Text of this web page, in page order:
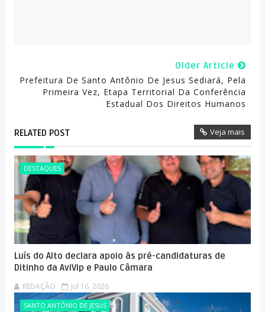
Older Article
Prefeitura De Santo Antônio De Jesus Sediará, Pela
Primeira Vez, Etapa Territorial Da Conferência
Estadual Dos Direitos Humanos
RELATED POST Veja mais
DESTAQUES
Luís do Alto declara apoio às pré-candidaturas de
Ditinho da AviVip e Paulo Câmara
REDAÇÃO Jul 16, 2026
SANTO ANTÔNIO DE JESUS